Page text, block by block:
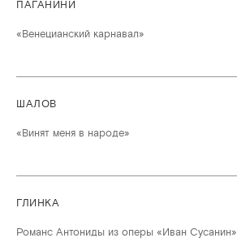
ПАГАНИНИ
«Венецианский карнавал»
ШАЛОВ
«Винят меня в народе»
ГЛИНКА
Романс Антониды из оперы «Иван Сусанин»